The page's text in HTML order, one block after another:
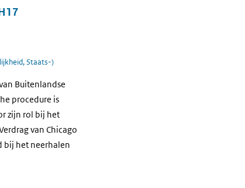
Staats-)
Buitenlandse
procedure is
zijn rol bij het
van Chicago
bij het neerhalen